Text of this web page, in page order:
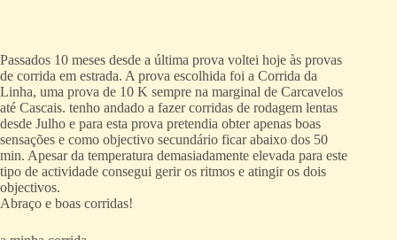
Passados 10 meses desde a última prova voltei hoje às provas
de corrida em estrada. A prova escolhida foi a Corrida da
Linha, uma prova de 10 K sempre na marginal de Carcavelos
até Cascais. tenho andado a fazer corridas de rodagem lentas
desde Julho e para esta prova pretendia obter apenas boas
sensações e como objectivo secundário ficar abaixo dos 50
min. Apesar da temperatura demasiadamente elevada para este
tipo de actividade consegui gerir os ritmos e atingir os dois
objectivos.
Abraço e boas corridas!